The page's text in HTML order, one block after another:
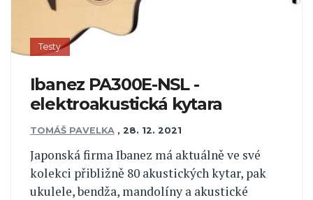
Testy
Ibanez PA300E-NSL -
elektroakustická kytara
TOMÁŠ PAVELKA , 28. 12. 2021
Japonská firma Ibanez má aktuálně ve své
kolekci přibližně 80 akustických kytar, pak
ukulele, bendža, mandolíny a akustické